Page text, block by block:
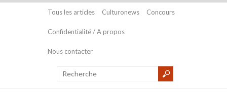
Tous les articles Culturonews Concours
Confidentialité / A propos
Nous contacter